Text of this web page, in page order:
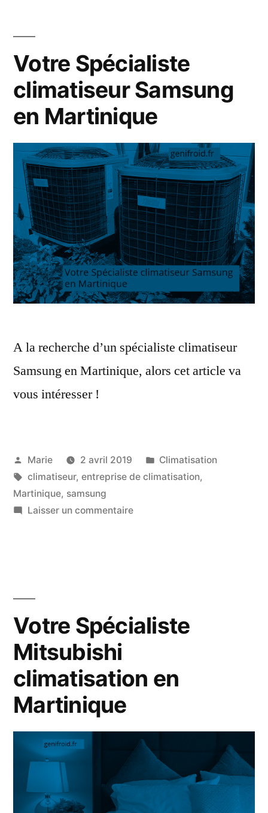
Votre Spécialiste
climatiseur Samsung
en Martinique
A la recherche d’un spécialiste climatiseur
Samsung en Martinique, alors cet article va
vous intéresser !
Publié
par
Marie 2 avril 2019
Publié
dans
Climatisation
Étiquettes :
climatiseur, entreprise de climatisation,
Martinique, samsung
Laisser un commentairesur
Votre Spécialiste
Mitsubishi
climatisation en
Martinique